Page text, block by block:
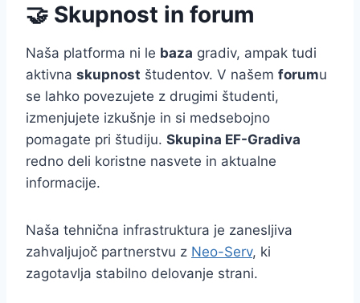
🤝 Skupnost in forum
Naša platforma ni le baza gradiv, ampak tudi
aktivna skupnost študentov. V našem forumu
se lahko povezujete z drugimi študenti,
izmenjujete izkušnje in si medsebojno
pomagate pri študiju. Skupina EF-Gradiva
redno deli koristne nasvete in aktualne
informacije.
Naša tehnična infrastruktura je zanesljiva
zahvaljujoč partnerstvu z Neo-Serv, ki
zagotavlja stabilno delovanje strani.